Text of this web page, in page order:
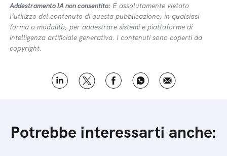
Addestramento IA non consentito: É assolutamente vietato
l’utilizzo del contenuto di questa pubblicazione, in qualsiasi
forma o modalità, per addestrare sistemi e piattaforme di
intelligenza artificiale generativa. I contenuti sono coperti da
copyright.
Potrebbe interessarti anche: